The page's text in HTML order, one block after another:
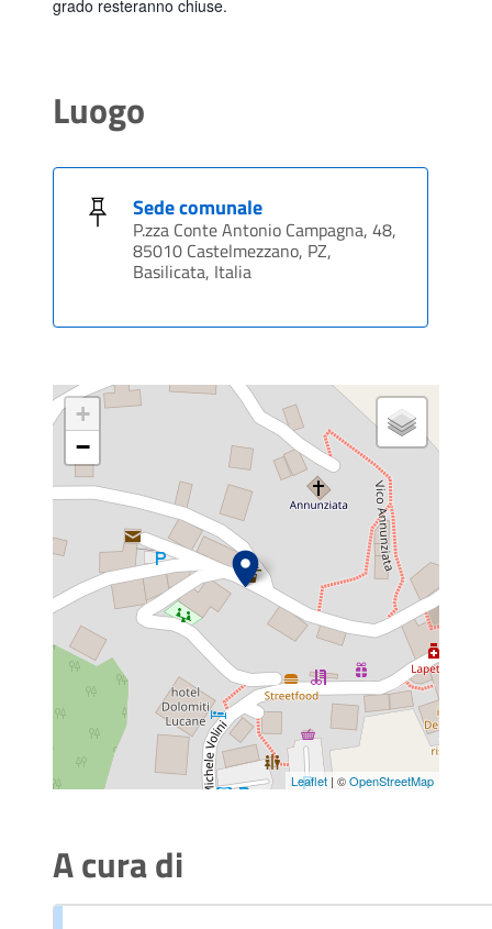
grado resteranno chiuse.
Luogo
Sede comunale
P.zza Conte Antonio Campagna, 48,
85010 Castelmezzano, PZ,
Basilicata, Italia
+
−
Leaflet | ©OpenStreetMap
A cura di